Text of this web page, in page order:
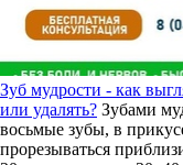
Зуб мудрости - как
или удалять? Зубами
восьмые зубы, в
прорезываться